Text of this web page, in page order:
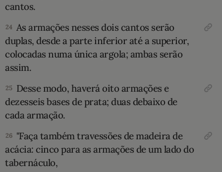
cantos.
24 As armações nesses dois cantos serão
duplas, desde a parte inferior até a superior,
colocadas numa única argola; ambas serão
assim.
25 Desse modo, haverá oito armações e
dezesseis bases de prata; duas deba­ixo de
cada armação.
26 "Faça também travessões de madeira de
acácia: cinco para as armações de um lado do
tabernáculo,